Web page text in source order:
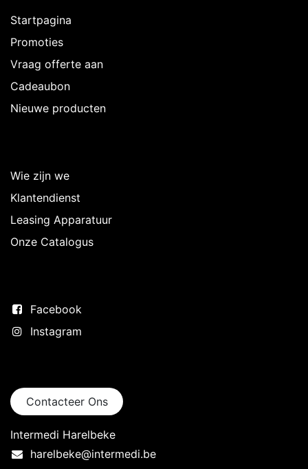
Startpagina
Promoties
Vraag offerte aan
Cadeaubon
Nieuwe producten
Wie zijn we
Klantendienst
Leasing Apparatuur
Onze Catalogus
Facebook
Instagram
Contacteer Ons
Intermedi Harelbeke
harelbeke@intermedi.be